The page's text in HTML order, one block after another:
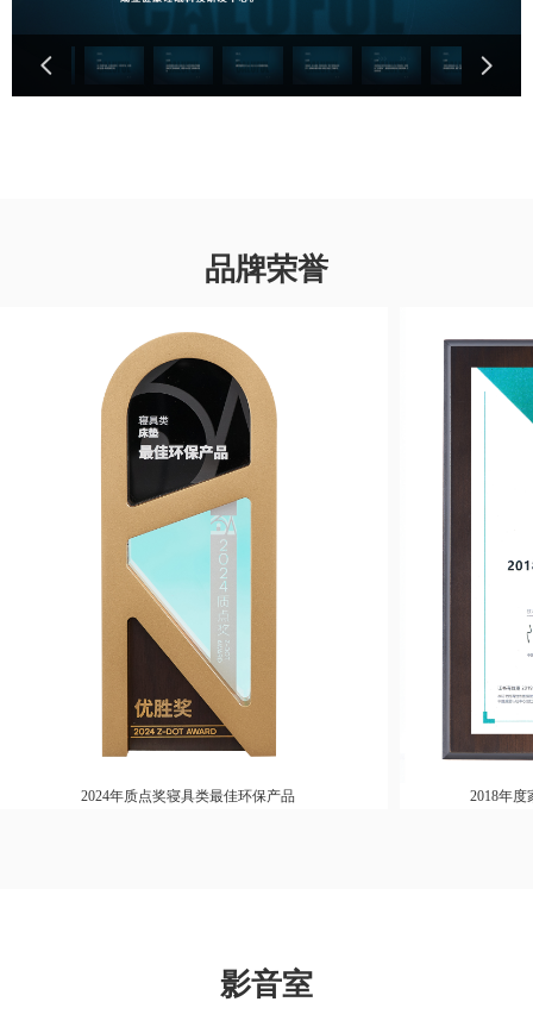
品牌荣誉
2024年质点奖寝具类最佳环保产品 2018年度家居绿色
影音室
넳 넲